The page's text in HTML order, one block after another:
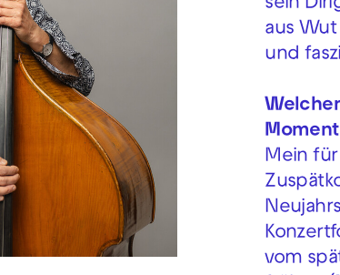
sein
aus
und
Moment
Mein
vom